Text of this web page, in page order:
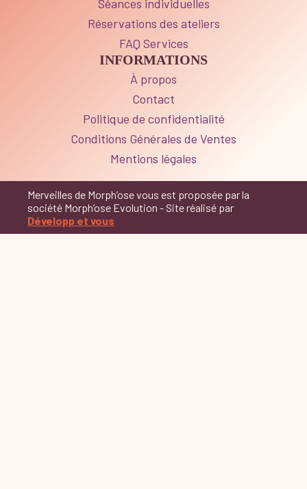
Séances individuelles
Réservations des ateliers
FAQ Services
INFORMATIONS
À propos
Contact
Politique de confidentialité
Conditions Générales de Ventes
Mentions légales
Merveilles de Morph’ose vous est proposée par la
société Morph’ose Evolution - Site réalisé par
Développ et vous